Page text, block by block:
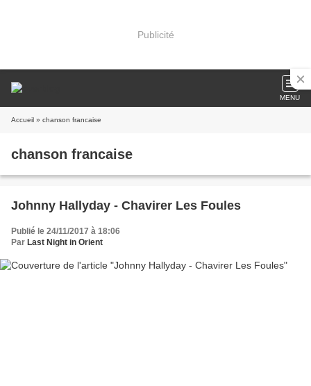
Publicité
MENU
Accueil » chanson francaise
chanson francaise
Johnny Hallyday - Chavirer Les Foules
Publié le 24/11/2017 à 18:06
Par Last Night in Orient